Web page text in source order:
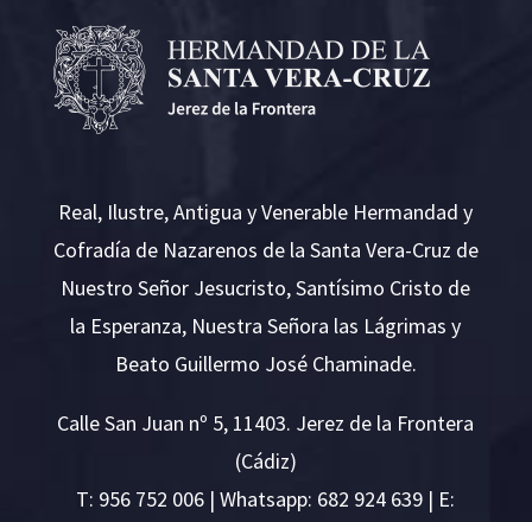
Real, Ilustre, Antigua y Venerable Hermandad y
Cofradía de Nazarenos de la Santa Vera-Cruz de
Nuestro Señor Jesucristo, Santísimo Cristo de
la Esperanza, Nuestra Señora las Lágrimas y
Beato Guillermo José Chaminade.
Calle San Juan nº 5, 11403. Jerez de la Frontera
(Cádiz)
T: 956 752 006 | Whatsapp: 682 924 639 | E: